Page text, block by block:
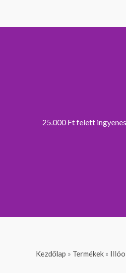
25.000 Ft felett
Kezdőlap » Termékek »